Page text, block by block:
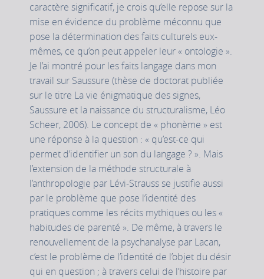
caractère significatif, je crois qu’elle repose sur la
mise en évidence du problème méconnu que
pose la détermination des faits culturels eux-
mêmes, ce qu’on peut appeler leur « ontologie ».
Je l’ai montré pour les faits langage dans mon
travail sur Saussure (thèse de doctorat publiée
sur le titre La vie énigmatique des signes,
Saussure et la naissance du structuralisme, Léo
Scheer, 2006). Le concept de « phonème » est
une réponse à la question : « qu’est-ce qui
permet d’identifier un son du langage ? ». Mais
l’extension de la méthode structurale à
l’anthropologie par Lévi-Strauss se justifie aussi
par le problème que pose l’identité des
pratiques comme les récits mythiques ou les «
habitudes de parenté ». De même, à travers le
renouvellement de la psychanalyse par Lacan,
c’est le problème de l’identité de l’objet du désir
qui en question ; à travers celui de l’histoire par